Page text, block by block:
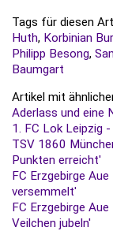
Tags für diesen
Huth, Korbinian
Philipp Besong,
Baumgart
Artikel mit
Aderlass und eine
1. FC Lok Leipzig
TSV 1860
Punkten erreicht'
FC Erzgebirge
versemmelt'
FC Erzgebirge
Veilchen jubeln'